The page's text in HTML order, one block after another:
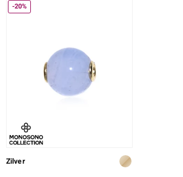
-20%
Zilver